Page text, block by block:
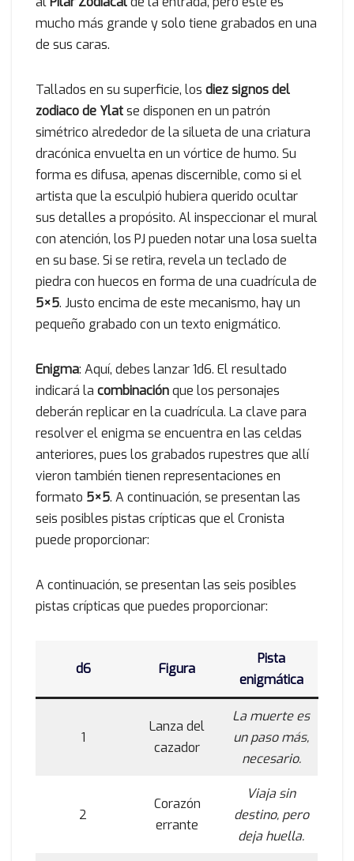
mucho más grande y solo tiene grabados en una
de sus caras.
Tallados en su superficie, los diez signos del
zodiaco de Ylatse disponen en un patrón
simétrico alrededor de la silueta de una criatura
dracónica envuelta en un vórtice de humo. Su
forma es difusa, apenas discernible, como si el
artista que la esculpió hubiera querido ocultar
sus detalles a propósito. Al inspeccionar el mural
con atención, los PJ pueden notar una losa suelta
en su base. Si se retira, revela un teclado de
piedra con huecos en forma de una cuadrícula de
5×5. Justo encima de este mecanismo, hay un
pequeño grabado con un texto enigmático.
Enigma: Aquí, debes lanzar 1d6. El resultado
indicará la combinaciónque los personajes
deberán replicar en la cuadrícula. La clave para
resolver el enigma se encuentra en las celdas
anteriores, pues los grabados rupestres que allí
vieron también tienen representaciones en
formato 5×5. A continuación, se presentan las
seis posibles pistas crípticas que el Cronista
puede proporcionar:
A continuación, se presentan las seis posibles
pistas crípticas que puedes proporcionar:
d6 Figura
Pista
enigmática
1
Lanza del
cazador
La muerte es
un paso más,
necesario.
2
Corazón
errante
Viaja sin
destino, pero
deja huella.